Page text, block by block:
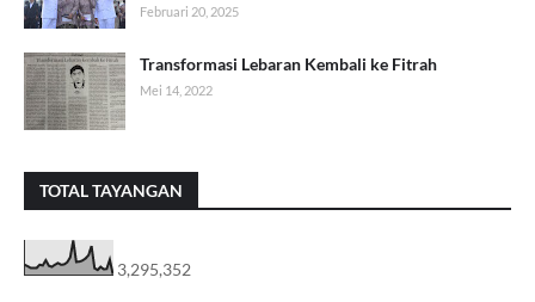
Februari 20, 2025
Transformasi Lebaran Kembali ke Fitrah
Mei 14, 2022
TOTAL TAYANGAN
3,295,352